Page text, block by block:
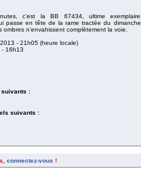
c'est la BB 67434, ultime exemplaire
passe en tête de la rame tractée du dimanche
n'envahissent complètement la voie.
- 21h05 (heure locale)
- 16h13
suivants :
suivants :
connectez-vous !